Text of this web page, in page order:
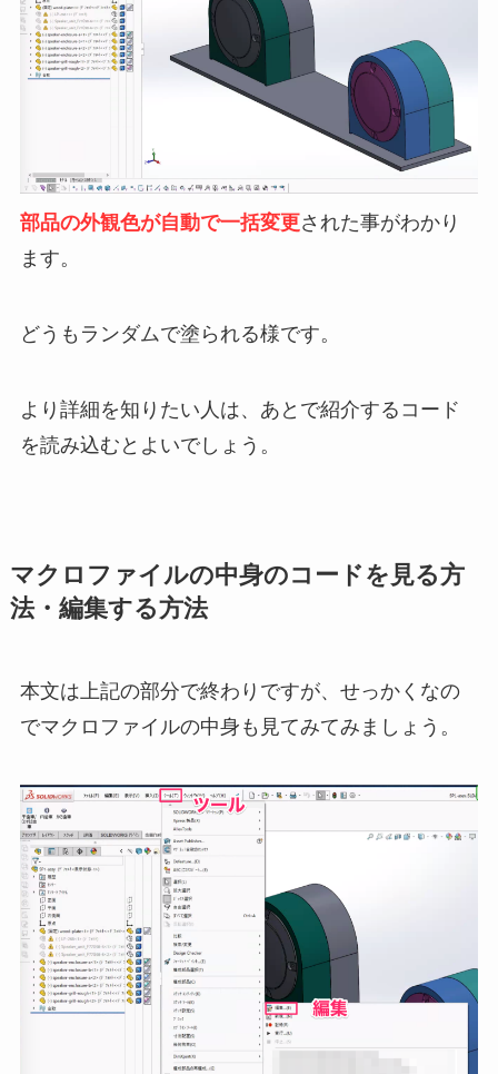
部品の外観色が自動で一括変更された事がわかり
ます。
どうもランダムで塗られる様です。
より詳細を知りたい人は、あとで紹介するコード
を読み込むとよいでしょう。
マクロファイルの中身のコードを見る方
法・編集する方法
本文は上記の部分で終わりですが、せっかくなの
でマクロファイルの中身も見てみてみましょう。